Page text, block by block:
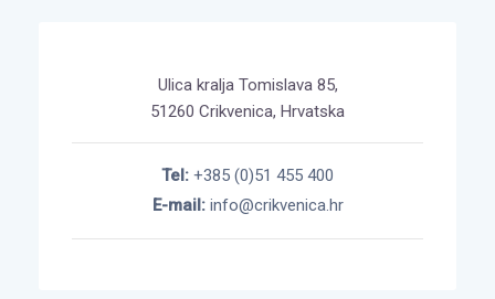
Ulica kralja Tomislava 85,
51260 Crikvenica, Hrvatska
Tel: +385 (0)51 455 400
E-mail:info@crikvenica.hr